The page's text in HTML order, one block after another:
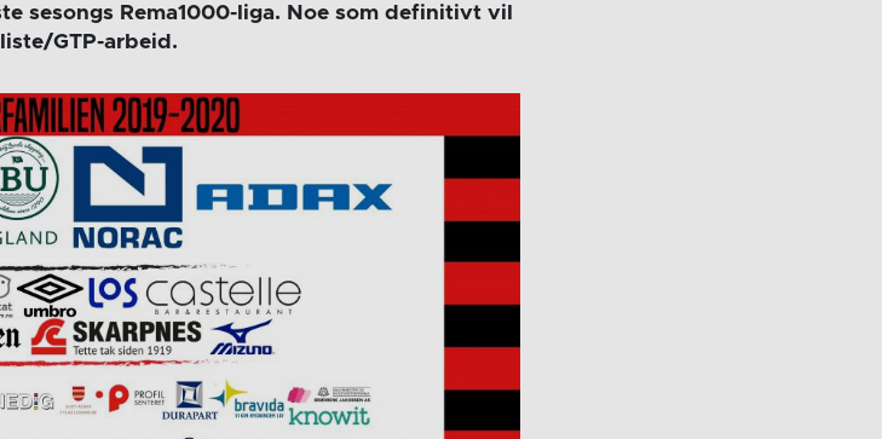
sesongs Rema1000-liga. Noe som definitivt vil
GTP-arbeid.